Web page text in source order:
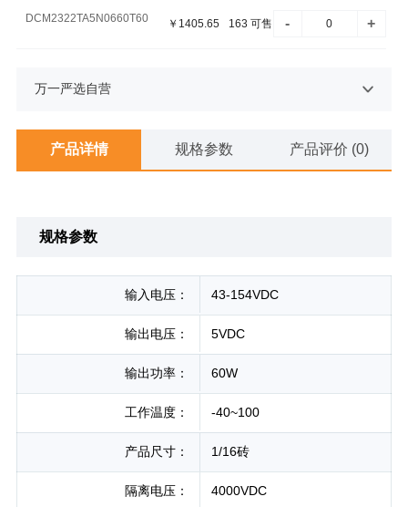
DCM2322TA5N0660T60 ￥ 1405.65 163 可售 - +
万一严选自营
产品详情 规格参数 产品评价 (0)
规格参数
输入电压： 43-154VDC
输出电压： 5VDC
输出功率： 60W
工作温度： -40~100
产品尺寸： 1/16砖
隔离电压： 4000VDC